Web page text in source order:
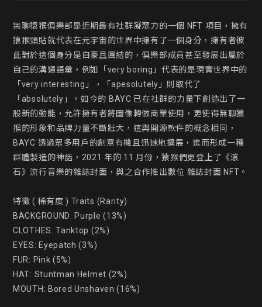
無聊猿猴俱樂部是近期最有社群凝聚力的一個 NFT 項目，擁有
猿猴頭貼就代表在元宇宙的世界中擁有了一個身分，擁有者彼
此對於這個身分是自豪且團結的，俱樂部成員甚至發展出屬於
自己的溝通語彙，例如「very boring」代表的是現實世界中的
「very interesting」，「apesolutely」則取代了
「absolutely」。如今的 BAYC 已在社群的力量下創造出了一
股新的動能，允許擁有者將圖像轉做商業使用，更使得無聊猿
猴的形象和品牌力量不斷壯大，這與開源軟件的概念相同，
BAYC 透過眾多用戶的創意有機且迅速地擴展，進而形成一種
群體製造的神話，2021 年的 11 月份，猿猴們更登上了《滾
石》流行音樂的雜誌封面，與之合作推出數位 雜誌封面 NFT。
特徵 ( 稀有度 ) Traits (Rarity)
BACKGROUND: Purple (13%)
CLOTHES: Tanktop (2%)
EYES: Eyepatch (3%)
FUR: Pink (5%)
HAT: Stuntman Helmet (2%)
MOUTH: Bored Unshaven (16%)